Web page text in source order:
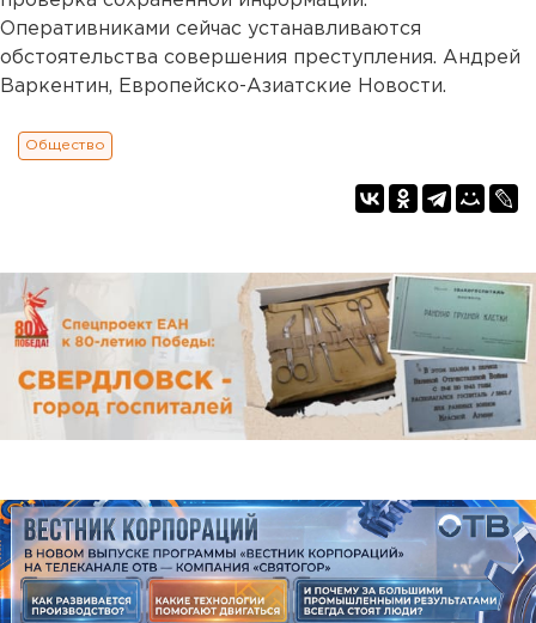
Оперативниками сейчас устанавливаются
обстоятельства совершения преступления. Андрей
Варкентин, Европейско-Азиатские Новости.
Общество